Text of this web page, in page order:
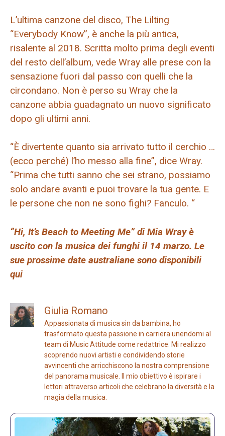
L’ultima canzone del disco, The Lilting
“Everybody Know”, è anche la più antica,
risalente al 2018. Scritta molto prima degli eventi
del resto dell’album, vede Wray alle prese con la
sensazione fuori dal passo con quelli che la
circondano. Non è perso su Wray che la
canzone abbia guadagnato un nuovo significato
dopo gli ultimi anni.
“È divertente quanto sia arrivato tutto il cerchio …
(ecco perché) l’ho messo alla fine”, dice Wray.
“Prima che tutti sanno che sei strano, possiamo
solo andare avanti e puoi trovare la tua gente. E
le persone che non ne sono fighi? Fanculo. “
“Hi, It’s Beach to Meeting Me” di Mia Wray è
uscito con la musica dei funghi il 14 marzo. Le
sue prossime date australiane sono disponibili
qui
Giulia Romano
Appassionata di musica sin da bambina, ho
trasformato questa passione in carriera unendomi al
team di Music Attitude come redattrice. Mi realizzo
scoprendo nuovi artisti e condividendo storie
avvincenti che arricchiscono la nostra comprensione
del panorama musicale. Il mio obiettivo è ispirare i
lettori attraverso articoli che celebrano la diversità e la
magia della musica.